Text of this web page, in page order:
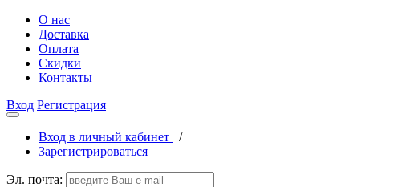
О нас
Доставка
Оплата
Скидки
Контакты
Вход Регистрация
Вход в личный кабинет
/
Зарегистрироваться
Эл. почта: